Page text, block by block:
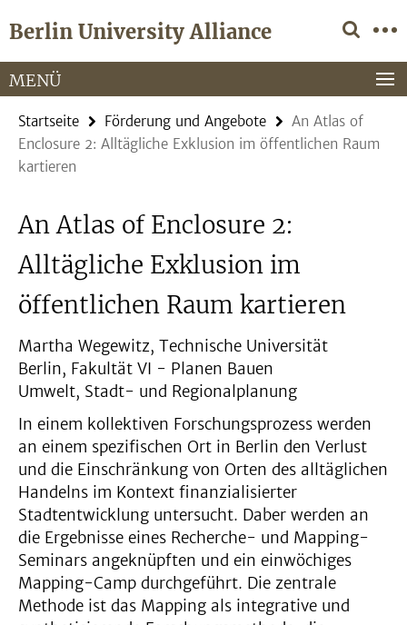
direkt
Inhalt
Berlin University Alliance
Service-
Navigation
MENÜ
Startseite Förderung und Angebote
An Atlas of
Enclosure 2: Alltägliche Exklusion im öffentlichen Raum
kartieren
An Atlas of Enclosure 2:
Alltägliche Exklusion im
öffentlichen Raum kartieren
Martha Wegewitz, Technische Universität
Berlin, Fakultät VI - Planen Bauen
Umwelt, Stadt- und Regionalplanung
In einem kollektiven Forschungsprozess werden
an einem spezifischen Ort in Berlin den Verlust
und die Einschränkung von Orten des alltäglichen
Handelns im Kontext finanzialisierter
Stadtentwicklung untersucht. Daber werden an
die Ergebnisse eines Recherche- und Mapping-
Seminars angeknüpften und ein einwöchiges
Mapping-Camp durchgeführt. Die zentrale
Methode ist das Mapping als integrative und